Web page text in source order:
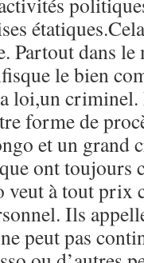
Partout dans le
le bien
loi,un
forme de
et un grand
ont toujours
veut à tout
Ils
peut pas